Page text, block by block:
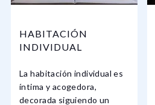
HABITACIÓN
INDIVIDUAL
La habitación individual es
íntima y acogedora,
decorada siguiendo un